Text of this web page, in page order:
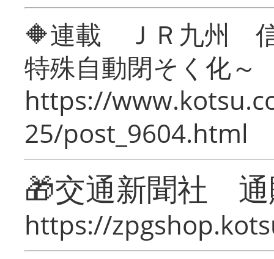
🔶連載 ＪＲ九州 信
特殊自動閉そく化～
https://
25/post_9604.html
🎁交通新聞社
https://